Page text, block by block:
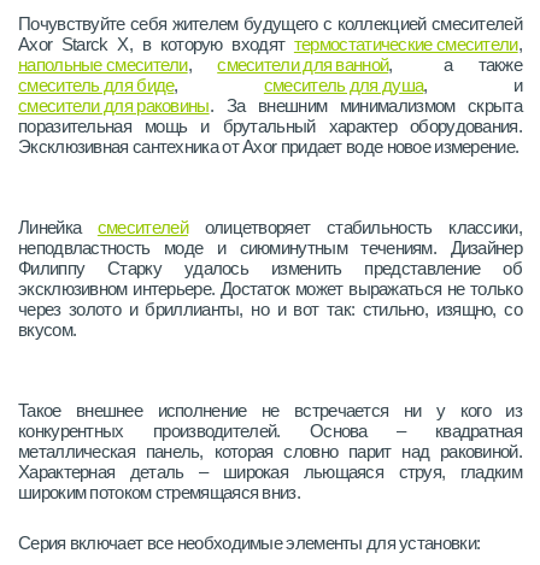
Почувствуйте себя жителем будущего с коллекцией смесителей
Axor Starck X, в которую входят термостатические смесители,
напольные смесители,смесители для ванной, а также
смеситель для биде, смеситель для душа, и
смесители для раковины. За внешним минимализмом скрыта
поразительная мощь и брутальный характер оборудования.
Эксклюзивная сантехника от Axor придает воде новое измерение.
Линейка смесителейолицетворяет стабильность классики,
неподвластность моде и сиюминутным течениям. Дизайнер
Филиппу Старку удалось изменить представление об
эксклюзивном интерьере. Достаток может выражаться не только
через золото и бриллианты, но и вот так: стильно, изящно, со
вкусом.
Такое внешнее исполнение не встречается ни у кого из
конкурентных производителей. Основа – квадратная
металлическая панель, которая словно парит над раковиной.
Характерная деталь – широкая льющаяся струя, гладким
широким потоком стремящаяся вниз.
Серия включает все необходимые элементы для установки: